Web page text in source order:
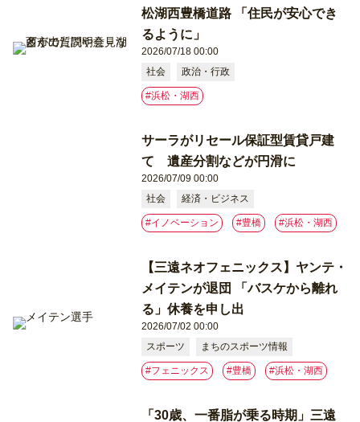
松湖西豊橋道路 「住民が安心でき
るように」
2026/07/18 00:00
社会
政治・行政
#浜松・湖西
サーラがリセール保証型賃貸戸建
て 遺産分割などが円滑に
2026/07/09 00:00
社会
経済・ビジネス
#イノベーション #豊橋 #浜松・湖西
【三遠ネオフェニックス】ヤンテ・
メイテンが退団 「バスケから離れ
る」休養を申し出
2026/07/02 00:00
スポーツ
まちのスポーツ情報
#フェニックス #豊橋 #浜松・湖西
「30歳、一番脂が乗る時期」三遠